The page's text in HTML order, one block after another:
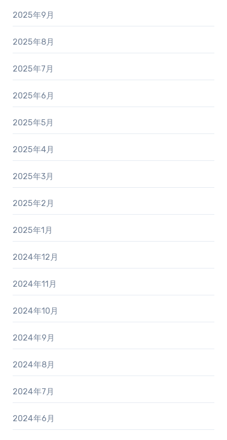
2025年9月
2025年8月
2025年7月
2025年6月
2025年5月
2025年4月
2025年3月
2025年2月
2025年1月
2024年12月
2024年11月
2024年10月
2024年9月
2024年8月
2024年7月
2024年6月